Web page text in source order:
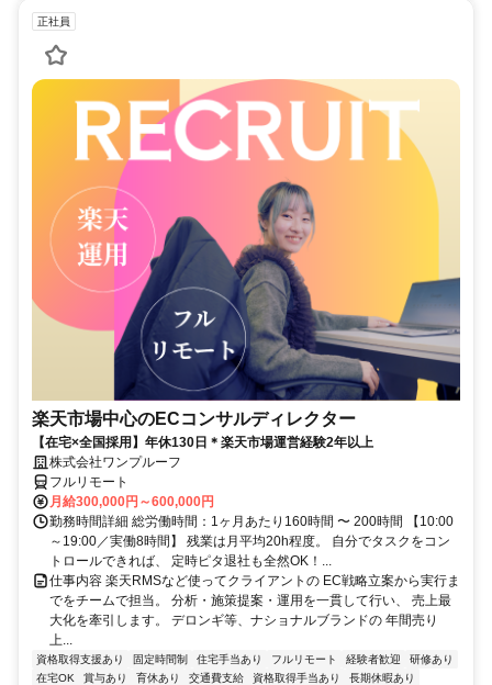
正社員
楽天市場中心のECコンサルディレクター
【在宅×全国採用】年休130日＊楽天市場運営経験2年以上
株式会社ワンプルーフ
フルリモート
月給300,000円～600,000円
勤務時間詳細 総労働時間：1ヶ月あたり160時間 〜 200時間 【10:00
～19:00／実働8時間】 残業は月平均20h程度。 自分でタスクをコン
トロールできれば、 定時ピタ退社も全然OK！...
仕事内容 楽天RMSなど使ってクライアントの EC戦略立案から実行ま
でをチームで担当。 分析・施策提案・運用を一貫して行い、 売上最
大化を牽引します。 デロンギ等、ナショナルブランドの 年間売り
上...
資格取得支援あり 固定時間制 住宅手当あり フルリモート 経験者歓迎
研修あり
在宅OK
賞与あり 育休あり 交通費支給 資格取得手当あり
長期休暇あり